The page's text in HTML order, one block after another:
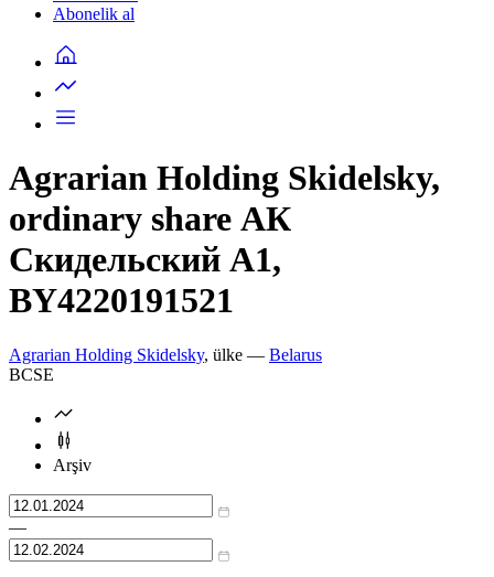
Abonelik al
Agrarian Holding Skidelsky,
ordinary share АК
Скидельский А1,
BY4220191521
Agrarian Holding Skidelsky, ülke — Belarus
BCSE
Arşiv
—